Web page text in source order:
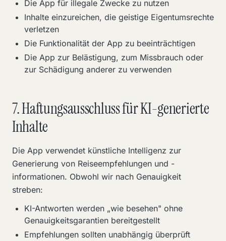
Die App für illegale Zwecke zu nutzen
Inhalte einzureichen, die geistige Eigentumsrechte
verletzen
Die Funktionalität der App zu beeinträchtigen
Die App zur Belästigung, zum Missbrauch oder
zur Schädigung anderer zu verwenden
7. Haftungsausschluss für KI-generierte
Inhalte
Die App verwendet künstliche Intelligenz zur
Generierung von Reiseempfehlungen und -
informationen. Obwohl wir nach Genauigkeit
streben:
KI-Antworten werden „wie besehen" ohne
Genauigkeitsgarantien bereitgestellt
Empfehlungen sollten unabhängig überprüft